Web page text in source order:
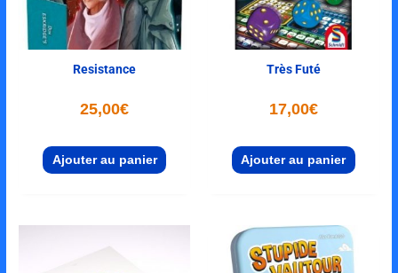
Resistance
25,00€
Ajouter au panier
Très Futé
17,00€
Ajouter au panier